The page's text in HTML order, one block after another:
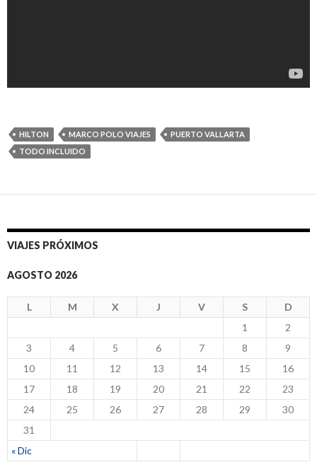
HILTON MARCO POLO VIAJES
PUERTO VALLARTA
TODO INCLUIDO
VIAJES PRÓXIMOS
AGOSTO 2026
L M X J V S D
« Dic
1
2
3
4 5 6 7 8
9
10
11 12 13 14 15
16
17
18 19 20 21 22
23
24
25 26 27 28 29
30
31